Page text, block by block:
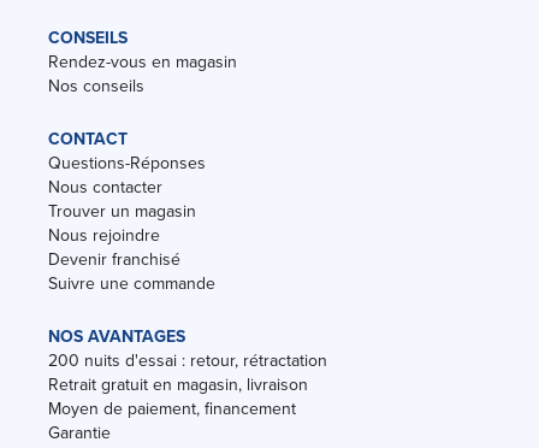
CONSEILS
Rendez-vous en magasin
Nos conseils
CONTACT
Questions-Réponses
Nous contacter
Trouver un magasin
Nous rejoindre
Devenir franchisé
Suivre une commande
NOS AVANTAGES
200 nuits d'essai : retour, rétractation
Retrait gratuit en magasin, livraison
Moyen de paiement, financement
Garantie